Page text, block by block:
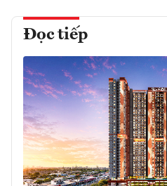
Đọc tiếp